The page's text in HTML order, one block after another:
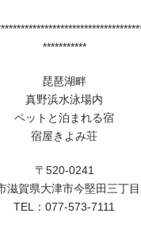
***********
琵琶湖畔
真野浜水泳場内
ペットと泊まれる宿
宿屋きよみ荘
〒520-0241
滋賀県大津市今堅田三丁
TEL：077-573-7111